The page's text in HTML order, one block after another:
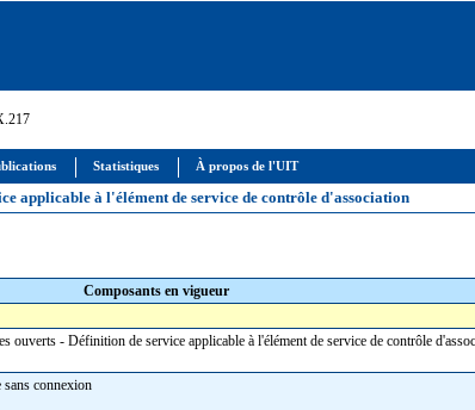
Statistiques À propos de l'UIT
applicable à l'élément de service de contrôle d'association
Composants en vigueur
ouverts - Définition de service applicable à l'élément de service de contrôle
sans connexion